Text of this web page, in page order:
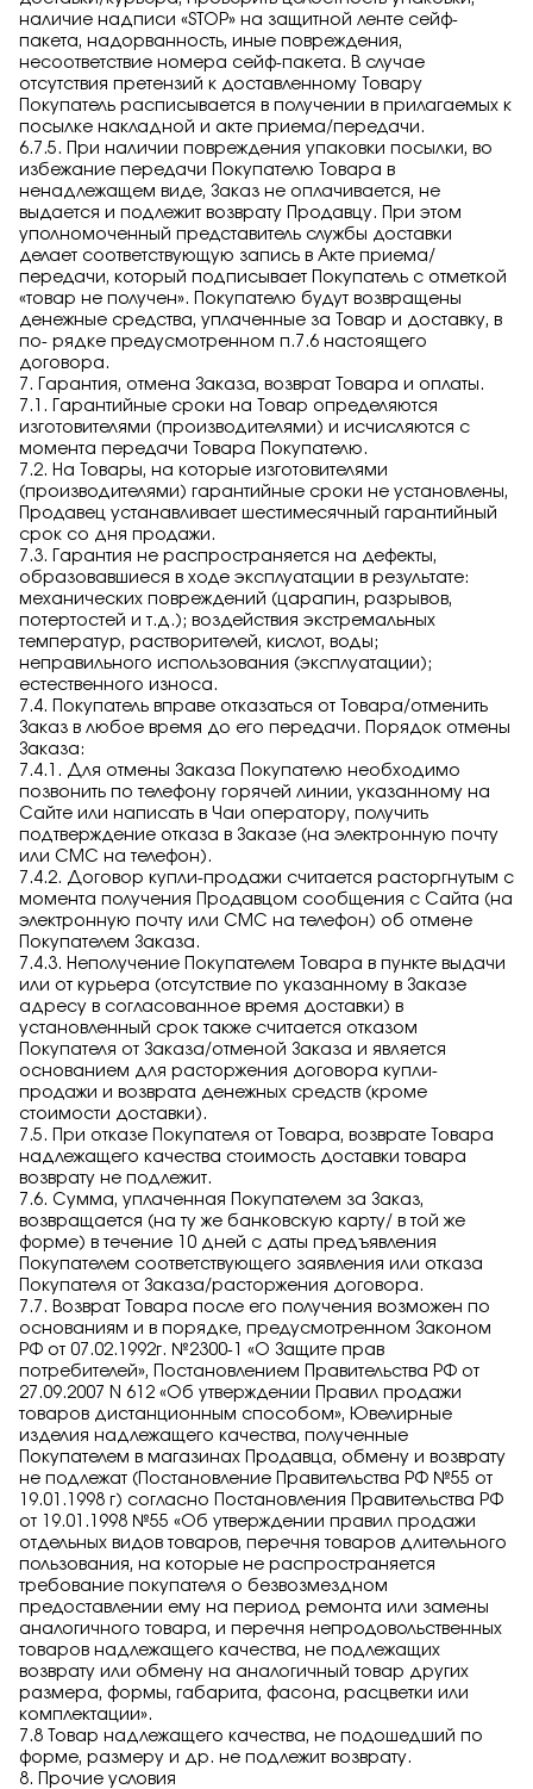
наличие надписи «STOP» на защитной ленте сейф-
пакета, надорванность, иные повреждения,
несоответствие номера сейф-пакета. В случае
отсутствия претензий к доставленному Товару
Покупатель расписывается в получении в прилагаемых к
посылке накладной и акте приема/передачи.
6.7.5. При наличии повреждения упаковки посылки, во
избежание передачи Покупателю Товара в
ненадлежащем виде, Заказ не оплачивается, не
выдается и подлежит возврату Продавцу. При этом
уполномоченный представитель службы доставки
делает соответствующую запись в Акте приема/
передачи, который подписывает Покупатель с отметкой
«товар не получен». Покупателю будут возвращены
денежные средства, уплаченные за Товар и доставку, в
по- рядке предусмотренном п.7.6 настоящего
договора.
7. Гарантия, отмена Заказа, возврат Товара и оплаты.
7.1. Гарантийные сроки на Товар определяются
изготовителями (производителями) и исчисляются с
момента передачи Товара Покупателю.
7.2. На Товары, на которые изготовителями
(производителями) гарантийные сроки не установлены,
Продавец устанавливает шестимесячный гарантийный
срок со дня продажи.
7.3. Гарантия не распространяется на дефекты,
образовавшиеся в ходе эксплуатации в результате:
механических повреждений (царапин, разрывов,
потертостей и т.д.); воздействия экстремальных
температур, растворителей, кислот, воды;
неправильного использования (эксплуатации);
естественного износа.
7.4. Покупатель вправе отказаться от Товара/отменить
Заказ в любое время до его передачи. Порядок отмены
Заказа:
7.4.1. Для отмены Заказа Покупателю необходимо
позвонить по телефону горячей линии, указанному на
Сайте или написать в Чаи оператору, получить
подтверждение отказа в Заказе (на электронную почту
или СМС на телефон).
7.4.2. Договор купли-продажи считается расторгнутым с
момента получения Продавцом сообщения с Сайта (на
электронную почту или СМС на телефон) об отмене
Покупателем Заказа.
7.4.3. Неполучение Покупателем Товара в пункте выдачи
или от курьера (отсутствие по указанному в Заказе
адресу в согласованное время доставки) в
установленный срок также считается отказом
Покупателя от Заказа/отменой Заказа и является
основанием для расторжения договора купли-
продажи и возврата денежных средств (кроме
стоимости доставки).
7.5. При отказе Покупателя от Товара, возврате Товара
надлежащего качества стоимость доставки товара
возврату не подлежит.
7.6. Сумма, уплаченная Покупателем за Заказ,
возвращается (на ту же банковскую карту/ в той же
форме) в течение 10 дней с даты предъявления
Покупателем соответствующего заявления или отказа
Покупателя от Заказа/расторжения договора.
7.7. Возврат Товара после его получения возможен по
основаниям и в порядке, предусмотренном Законом
РФ от 07.02.1992г. №2300-1 «О Защите прав
потребителей», Постановлением Правительства РФ от
27.09.2007 N 612 «Об утверждении Правил продажи
товаров дистанционным способом», Ювелирные
изделия надлежащего качества, полученные
Покупателем в магазинах Продавца, обмену и возврату
не подлежат (Постановление Правительства РФ №55 от
19.01.1998 г) согласно Постановления Правительства РФ
от 19.01.1998 №55 «Об утверждении правил продажи
отдельных видов товаров, перечня товаров длительного
пользования, на которые не распространяется
требование покупателя о безвозмездном
предоставлении ему на период ремонта или замены
аналогичного товара, и перечня непродовольственных
товаров надлежащего качества, не подлежащих
возврату или обмену на аналогичный товар других
размера, формы, габарита, фасона, расцветки или
комплектации».
7.8 Товар надлежащего качества, не подошедший по
форме, размеру и др. не подлежит возврату.
8. Прочие условия